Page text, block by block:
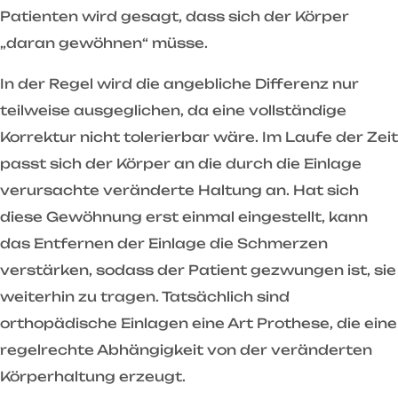
Patienten wird gesagt, dass sich der Körper
„daran gewöhnen“ müsse.
In der Regel wird die angebliche Differenz nur
teilweise ausgeglichen, da eine vollständige
Korrektur nicht tolerierbar wäre. Im Laufe der Zeit
passt sich der Körper an die durch die Einlage
verursachte veränderte Haltung an. Hat sich
diese Gewöhnung erst einmal eingestellt, kann
das Entfernen der Einlage die Schmerzen
verstärken, sodass der Patient gezwungen ist, sie
weiterhin zu tragen. Tatsächlich sind
orthopädische Einlagen eine Art Prothese, die eine
regelrechte Abhängigkeit von der veränderten
Körperhaltung erzeugt.